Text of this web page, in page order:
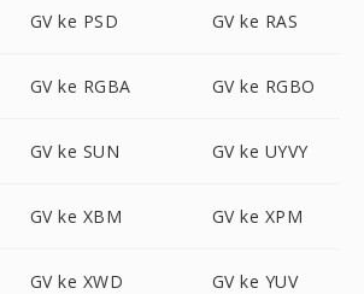
GV ke PSD GV ke RAS
GV ke RGBA GV ke RGBO
GV ke SUN GV ke UYVY
GV ke XBM GV ke XPM
GV ke XWD GV ke YUV